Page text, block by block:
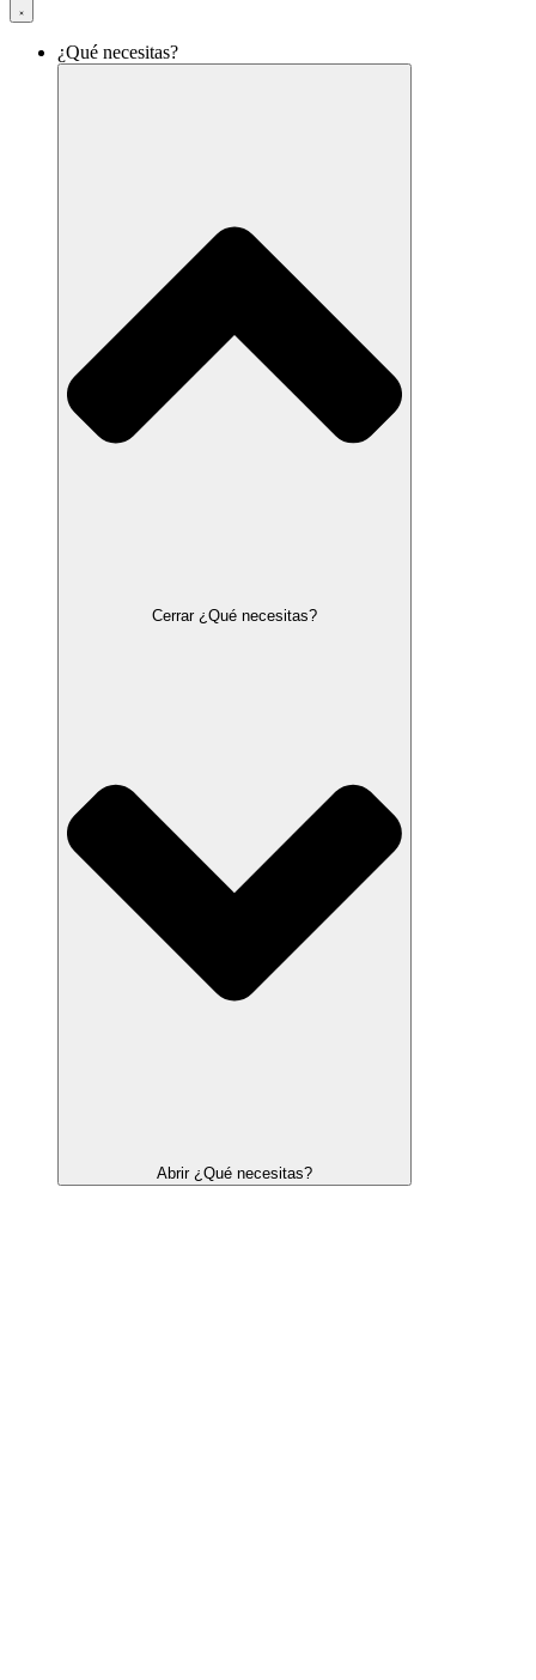
¿Qué necesitas?
Cerrar ¿Qué necesitas?
Abrir ¿Qué necesitas?